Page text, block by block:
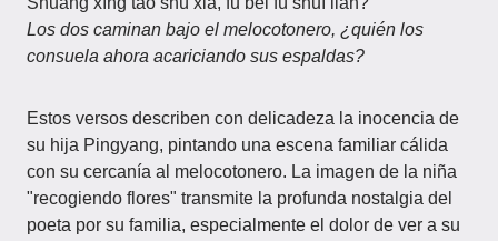
Los dos caminan bajo el melocotonero, ¿quién los
consuela ahora acariciando sus espaldas?
Estos versos describen con delicadeza la inocencia de
su hija Pingyang, pintando una escena familiar cálida
con su cercanía al melocotonero. La imagen de la niña
"recogiendo flores" transmite la profunda nostalgia del
poeta por su familia, especialmente el dolor de ver a su